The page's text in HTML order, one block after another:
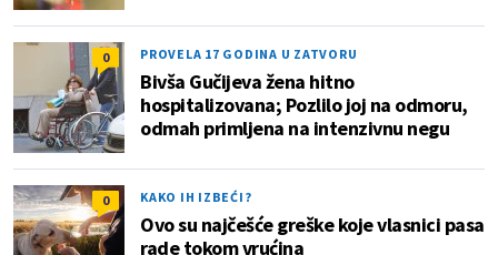
0 PROVELA 17 GODINA U ZATVORU
Bivša Gučijeva žena hitno
hospitalizovana; Pozlilo joj na odmoru,
odmah primljena na intenzivnu negu
0 KAKO IH IZBEĆI?
Ovo su najčešće greške koje vlasnici pasa
rade tokom vrućina